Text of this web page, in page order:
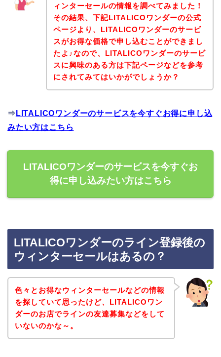
ィンターセールの情報を調べてみました！
その結果、下記LITALICOワンダーの公式
ページより、LITALICOワンダーのサービ
スがお得な価格で申し込むことができまし
たよ♪なので、LITALICOワンダーのサービ
スに興味のある方は下記ページなどを参考
にされてみてはいかがでしょうか？
⇒ LITALICOワンダーのサービスを今すぐお得に申し込
みたい方はこちら
LITALICOワンダーのサービスを今すぐお
得に申し込みたい方はこちら
LITALICOワンダーのライン登録後の
ウィンターセールはあるの？
色々とお得なウィンターセールなどの情報
を探していて思ったけど、LITALICOワン
ダーのお店でラインの友達募集などをして
いないのかな～。